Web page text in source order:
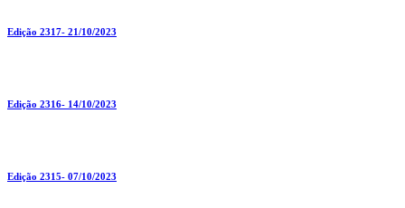
Edição 2317- 21/10/2023
Edição 2316- 14/10/2023
Edição 2315- 07/10/2023